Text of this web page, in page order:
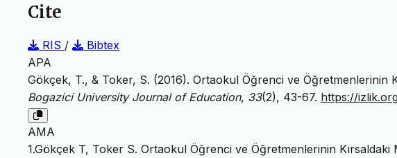
Cite
RIS /
Bibtex
APA
Gökçek, T., & Toker, S. (2016). Ortaokul Öğrenci ve Öğretmenlerinin
Bogazici University Journal of Education, 33(2), 43-67. https://
AMA
1.Gökçek T, Toker S. Ortaokul Öğrenci ve Öğretmenlerinin Kırsaldaki